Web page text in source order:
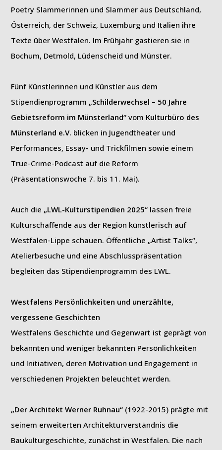
Poetry Slammerinnen und Slammer aus Deutschland,
Österreich, der Schweiz, Luxemburg und Italien ihre
Texte über Westfalen. Im Frühjahr gastieren sie in
Bochum, Detmold, Lüdenscheid und Münster.
Fünf Künstlerinnen und Künstler aus dem
Stipendienprogramm „Schilderwechsel – 50 Jahre
Gebietsreform im Münsterland“ vom Kulturbüro des
Münsterland e.V. blicken in Jugendtheater und
Performances, Essay- und Trickfilmen sowie einem
True-Crime-Podcast auf die Reform
(Präsentationswoche 7. bis 11. Mai).
Auch die „LWL-Kulturstipendien 2025“ lassen freie
Kulturschaffende aus der Region künstlerisch auf
Westfalen-Lippe schauen. Öffentliche „Artist Talks“,
Atelierbesuche und eine Abschlusspräsentation
begleiten das Stipendienprogramm des LWL.
Westfalens Persönlichkeiten und unerzählte,
vergessene Geschichten
Westfalens Geschichte und Gegenwart ist geprägt von
bekannten und weniger bekannten Persönlichkeiten
und Initiativen, deren Motivation und Engagement in
verschiedenen Projekten beleuchtet werden.
„Der Architekt Werner Ruhnau“ (1922-2015) prägte mit
seinem erweiterten Architekturverständnis die
Baukulturgeschichte, zunächst in Westfalen. Die nach